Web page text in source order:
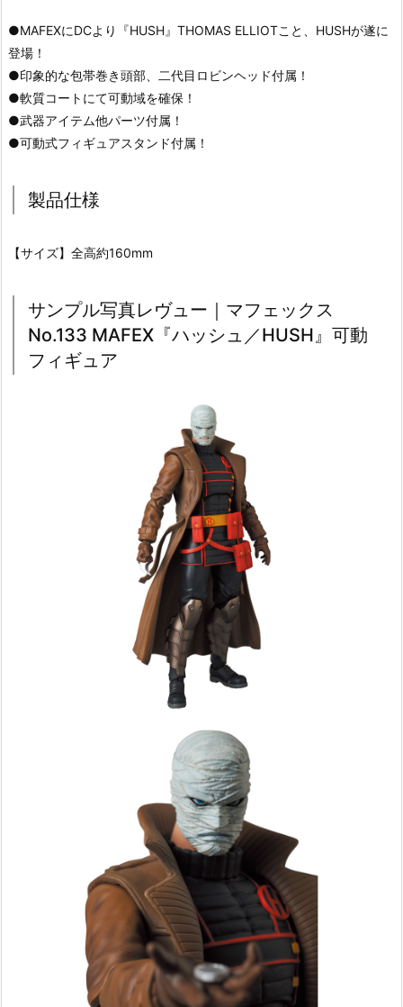
●MAFEXにDCより『HUSH』THOMAS ELLIOTこと、HUSHが遂に
登場！
●印象的な包帯巻き頭部、二代目ロビンヘッド付属！
●軟質コートにて可動域を確保！
●武器アイテム他パーツ付属！
●可動式フィギュアスタンド付属！
製品仕様
【サイズ】全高約160mm
サンプル写真レヴュー｜マフェックス
No.133 MAFEX『ハッシュ／HUSH』可動
フィギュア